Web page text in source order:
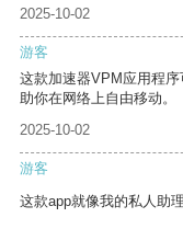
2025-10-02
游客
这款加速器VPM应用程
助你在网络上自由移动。
2025-10-02
游客
这款app就像我的私人助